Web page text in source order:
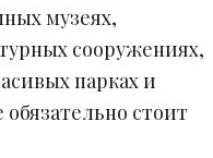
музеях,
сооружениях,
парках и
стоит